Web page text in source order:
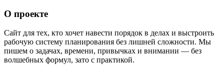
О проекте
Сайт для тех, кто хочет навести порядок в делах и выстроить
рабочую систему планирования без лишней сложности. Мы
пишем о задачах, времени, привычках и внимании — без
волшебных формул, зато с практикой.